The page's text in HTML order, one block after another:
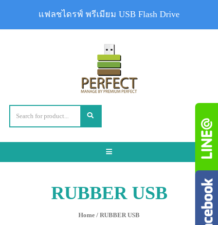
Toggle
RUBBER USB
Home / RUBBER USB
แฟลชไดรฟ์ พรีเมียม USB Flash Drive